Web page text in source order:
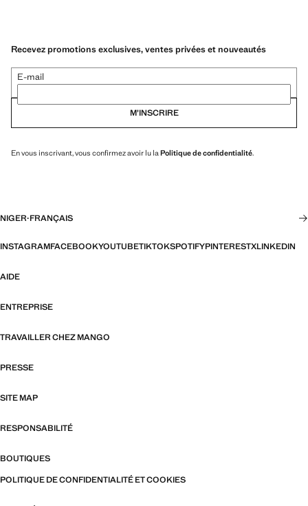
Recevez promotions exclusives, ventes privées et nouveautés
E-mail
M’INSCRIRE
En vous inscrivant, vous confirmez avoir lu la Politique de confidentialité.
NIGER·FRANÇAIS
INSTAGRAMFACEBOOKYOUTUBETIKTOKSPOTIFYPINTERESTXLINKEDIN
AIDE
ENTREPRISE
TRAVAILLER CHEZ MANGO
PRESSE
SITE MAP
RESPONSABILITÉ
BOUTIQUES
POLITIQUE DE CONFIDENTIALITÉ ET COOKIES